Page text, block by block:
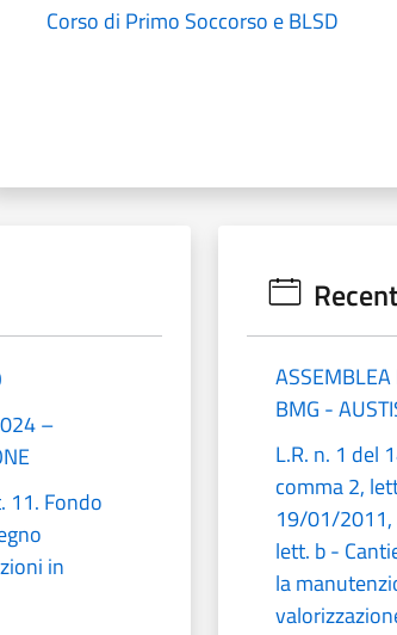
Corso di Primo Soccorso e BLSD
–
11. Fondo
in
ASSEMBLEA
BMG -
L.R. n. 1 del
comma 2,
19/01/2011,
lett. b -
la